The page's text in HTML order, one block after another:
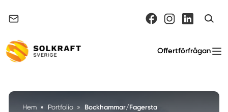
Offertförfrågan
Hem » Portfolio » Bockhammar/Fagersta